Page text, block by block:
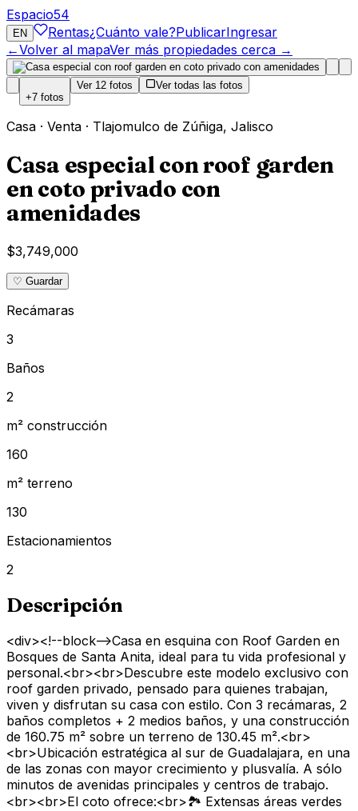
Espacio54
EN Rentas¿Cuánto vale?PublicarIngresar
←Volver al mapaVer más propiedades cerca →
+7 fotos
Ver 12 fotos Ver todas las fotos
Casa · Venta · Tlajomulco de Zúñiga, Jalisco
Casa especial con roof garden
en coto privado con
amenidades
$3,749,000
♡ Guardar
Recámaras
3
Baños
2
m² construcción
160
m² terreno
130
Estacionamientos
2
Descripción
<div><!--block-->Casa en esquina con Roof Garden en
Bosques de Santa Anita, ideal para tu vida profesional y
personal.<br><br>Descubre este modelo exclusivo con
roof garden privado, pensado para quienes trabajan,
viven y disfrutan su casa con estilo. Con 3 recámaras, 2
baños completos + 2 medios baños, y una construcción
de 160.75 m² sobre un terreno de 130.45 m².<br>
<br>Ubicación estratégica al sur de Guadalajara, en una
de las zonas con mayor crecimiento y plusvalía. A sólo
minutos de avenidas principales y centros de trabajo.
<br><br>El coto ofrece:<br>🏞 Extensas áreas verdes